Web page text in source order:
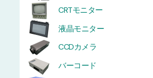
CRTモニター
液晶モニター
CCDカメラ
バーコード